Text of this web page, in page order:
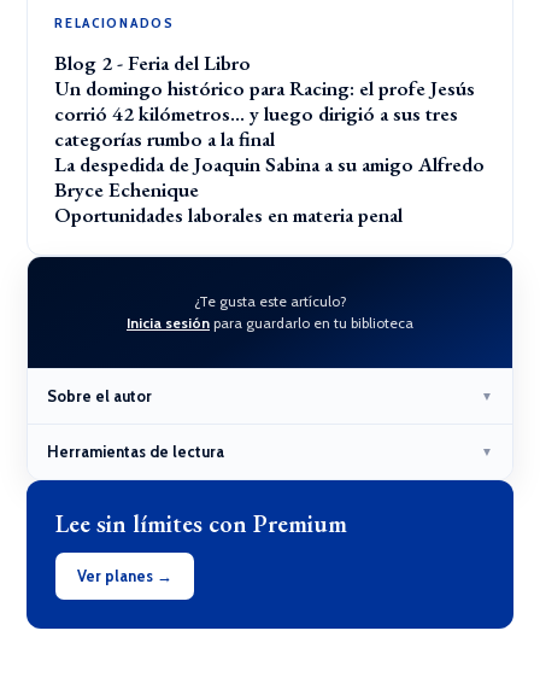
RELACIONADOS
Blog 2 - Feria del Libro
Un domingo histórico para Racing: el profe Jesús
corrió 42 kilómetros… y luego dirigió a sus tres
categorías rumbo a la final
La despedida de Joaquin Sabina a su amigo Alfredo
Bryce Echenique
Oportunidades laborales en materia penal
¿Te gusta este artículo?
Inicia sesión para guardarlo en tu biblioteca
Sobre el autor ▼
Herramientas de lectura ▼
Lee sin límites con Premium
Ver planes →